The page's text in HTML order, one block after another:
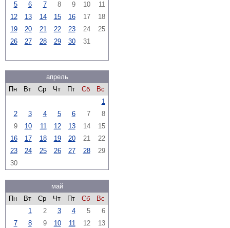
5
6 7 8 9 10
11
12
13 14 15 16 17
18
19
20 21 22 23 24
25
26
27 28 29 30 31
апрель
Пн
Вт Ср Чт Пт Сб
Вс
1
2
3 4 5 6 7
8
9
10 11 12 13 14
15
16
17 18 19 20 21
22
23
24 25 26 27 28
29
30
май
Пн
Вт Ср Чт Пт Сб
Вс
1
2 3 4 5
6
7
8 9 10 11 12
13